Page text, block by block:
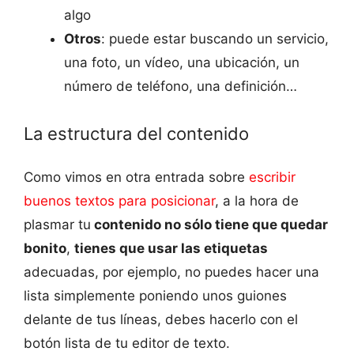
algo
Otros: puede estar buscando un servicio,
una foto, un vídeo, una ubicación, un
número de teléfono, una definición…
La estructura del contenido
Como vimos en otra entrada sobre escribir
buenos textos para posicionar, a la hora de
plasmar tu contenido no sólo tiene que quedar
bonito, tienes que usar las etiquetas
adecuadas, por ejemplo, no puedes hacer una
lista simplemente poniendo unos guiones
delante de tus líneas, debes hacerlo con el
botón lista de tu editor de texto.